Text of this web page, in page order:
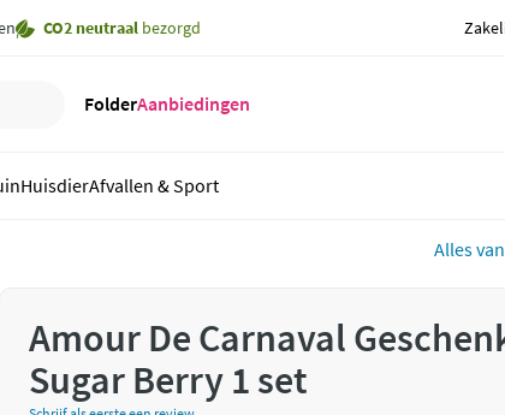
CO2 neutraal bezorgd
FolderAanbiedingen
HuisdierAfvallen & Sport
Alles
Amour De Carnaval
Sugar Berry 1 set